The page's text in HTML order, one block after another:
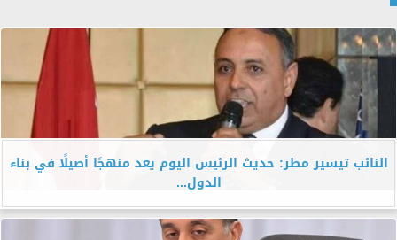
النائب تيسير مطر: حديث الرئيس اليوم يعد منهجًا أصيلًا في بناء
الدول...